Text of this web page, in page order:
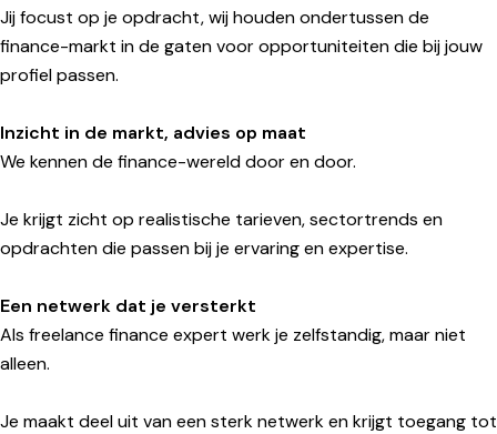
Jij focust op je opdracht, wij houden ondertussen de
finance-markt in de gaten voor opportuniteiten die bij jouw
profiel passen.
Inzicht in de markt, advies op maat
We kennen de finance-wereld door en door.
Je krijgt zicht op realistische tarieven, sectortrends en
opdrachten die passen bij je ervaring en expertise.
Een netwerk dat je versterkt
Als freelance finance expert werk je zelfstandig, maar niet
alleen.
Je maakt deel uit van een sterk netwerk en krijgt toegang tot